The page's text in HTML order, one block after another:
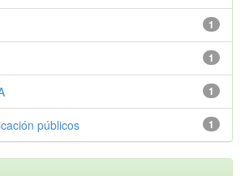
1
1
1
1
públicos